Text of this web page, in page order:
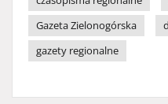
Gazeta Zielonogórska
gazety regionalne